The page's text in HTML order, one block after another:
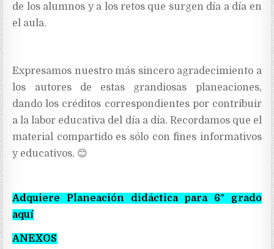
de los alumnos y a los retos que surgen día a día en
el aula.
Expresamos nuestro más sincero agradecimiento a
los autores de estas grandiosas planeaciones,
dando los créditos correspondientes por contribuir
a la labor educativa del día a día. Recordamos que el
material compartido es sólo con fines informativos
y educativos. 😊
Adquiere Planeación didáctica para 6° grado
aquí
ANEXOS